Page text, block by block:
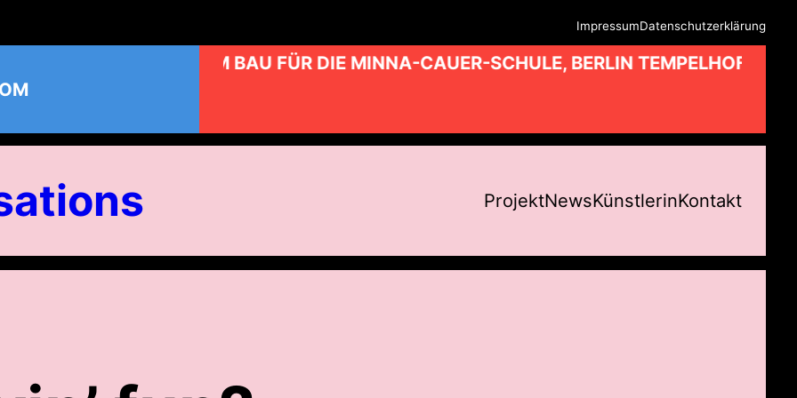
ImpressumDatenschutzerklärung
KUNST AM BAU FÜR DIE MINNA-CAUER-SCHULE, BERLIN TEMPELHOF //
ProjektNewsKünstlerinKontakt